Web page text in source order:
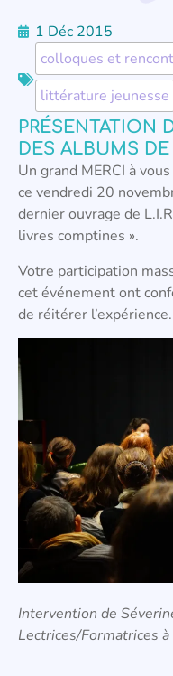
1 Déc 2015
colloques et
littérature jeunesse
PRÉSENTATION
DES ALBUMS
Un grand MERCI à
ce vendredi 20
dernier ouvrage de
livres comptines ».
Votre participation
cet événement ont
de réitérer l’expérience.
Intervention de
Lectrices/Formatrices à